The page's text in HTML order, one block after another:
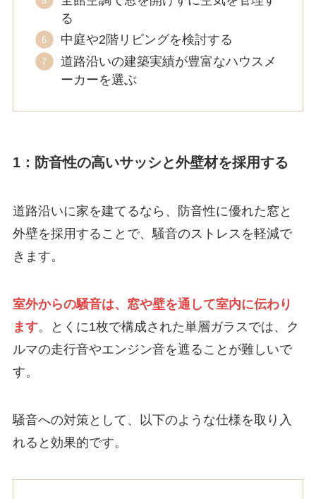
る
中庭や2階リビングを検討する
道路沿いの建築実績が豊富なハウスメ
ーカーを選ぶ
1：防音性の高いサッシと外壁材を採用する
道路沿いに家を建てるなら、防音性に優れた窓と
外壁を採用することで、騒音のストレスを軽減で
きます。
室外からの騒音は、窓や壁を通して室内に伝わり
ます。とくに1枚で構成された単層ガラスでは、ク
ルマの走行音やエンジン音を遮ることが難しいで
す。
騒音への対策として、以下のような仕様を取り入
れると効果的です。